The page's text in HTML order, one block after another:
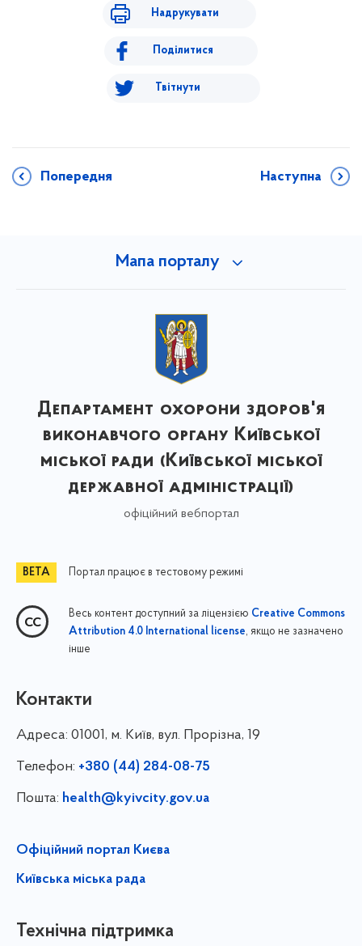
Надрукувати
Поділитися
Твітнути
Попередня Наступна
Мапа порталу
Департамент охорони здоров'я
виконавчого органу Київської
міської ради (Київської міської
державної адміністрації)
офіційний вебпортал
Портал працює в тестовому режимі
Весь контент доступний за ліцензією Creative Commons
Attribution 4.0 International license, якщо не зазначено
інше
Контакти
Адреса: 01001, м. Київ, вул. Прорізна, 19
Телефон: +380 (44) 284-08-75
Пошта: health@kyivcity.gov.ua
Офіційний портал Києва
Київська міська рада
Технічна підтримка